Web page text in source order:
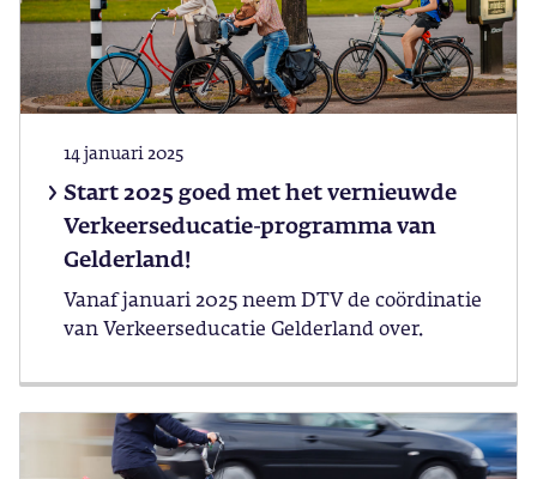
Start 2025 goed met het vernieuwde
Verkeerseducatie-programma van
Gelderland!
14 januari 2025
Vanaf januari 2025 neem DTV de coördinatie
van Verkeerseducatie Gelderland over.